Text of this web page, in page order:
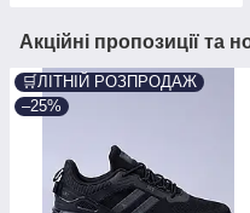
Акційні пропозиції та
🛒ЛІТНІЙ РОЗПРОДАЖ
–25%